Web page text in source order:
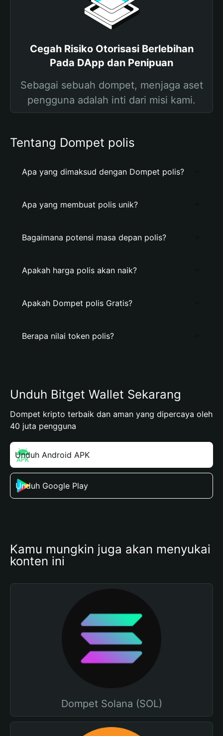
Cegah Risiko Otorisasi Berlebihan
Pada DApp dan Penipuan
Sebagai sebuah dompet, menjaga aset
pengguna adalah inti dari misi kami.
Tentang Dompet polis
Apa yang dimaksud dengan Dompet polis?
Apa yang membuat polis unik?
Bagaimana potensi masa depan polis?
Apakah harga polis akan naik?
Apakah Dompet polis Gratis?
Berapa nilai token polis?
Unduh Bitget Wallet Sekarang
Dompet kripto terbaik dan aman yang dipercaya oleh
40 juta pengguna
Unduh Android APK
Unduh Google Play
Kamu mungkin juga akan menyukai
konten ini
Dompet Solana (SOL)